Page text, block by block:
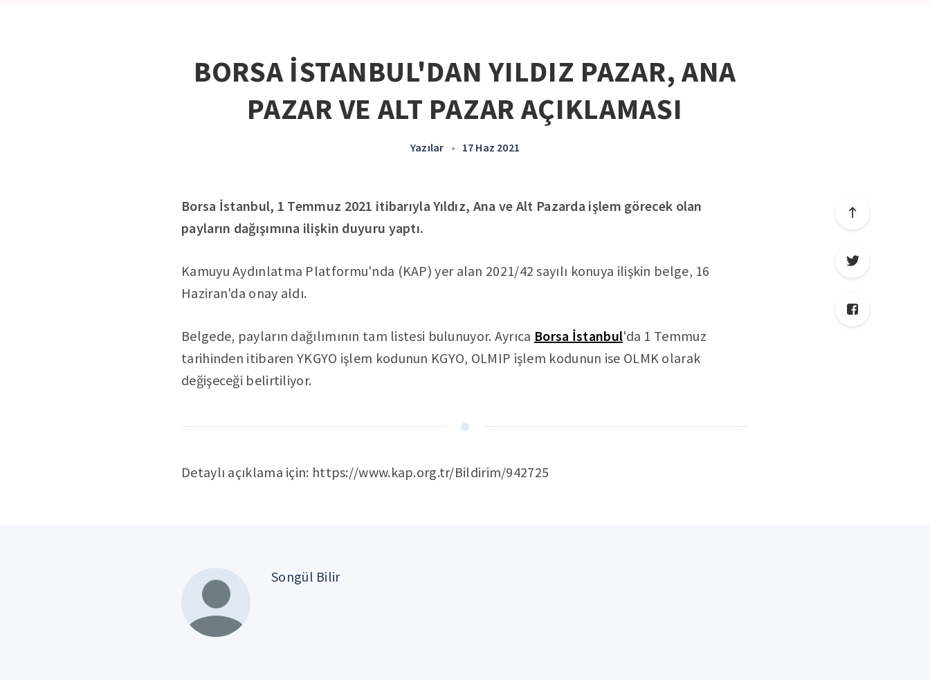
BORSA İSTANBUL'DAN YILDIZ PAZAR, ANA
PAZAR VE ALT PAZAR AÇIKLAMASI
Yazılar • 17 Haz 2021
Borsa İstanbul, 1 Temmuz 2021 itibarıyla Yıldız, Ana ve Alt Pazarda işlem görecek olan
payların dağışımına ilişkin duyuru yaptı.
Kamuyu Aydınlatma Platformu'nda (KAP) yer alan 2021/42 sayılı konuya ilişkin belge, 16
Haziran'da onay aldı.
Belgede, payların dağılımının tam listesi bulunuyor. Ayrıca Borsa İstanbul'da 1 Temmuz
tarihinden itibaren YKGYO işlem kodunun KGYO, OLMIP işlem kodunun ise OLMK olarak
değişeceği belirtiliyor.
Detaylı açıklama için: https://www.kap.org.tr/Bildirim/942725
Songül Bilir